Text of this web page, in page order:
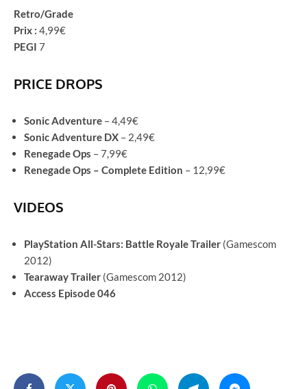
Retro/Grade
Prix : 4,99€
PEGI 7
PRICE DROPS
Sonic Adventure – 4,49€
Sonic Adventure DX – 2,49€
Renegade Ops – 7,99€
Renegade Ops – Complete Edition – 12,99€
VIDEOS
PlayStation All-Stars: Battle Royale Trailer (Gamescom
2012)
Tearaway Trailer (Gamescom 2012)
Access Episode 046